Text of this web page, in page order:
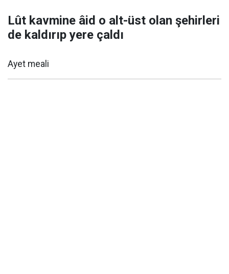
Lût kavmine âid o alt-üst olan şehirleri
de kaldırıp yere çaldı
Ayet meali